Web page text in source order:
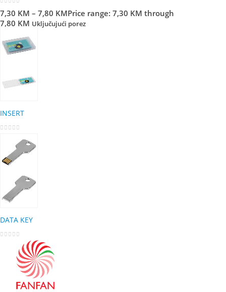
7,30 KM – 7,80 KMPrice range: 7,30 KM through
7,80 KM Uključujući porez
INSERT
DATA KEY
out of 5